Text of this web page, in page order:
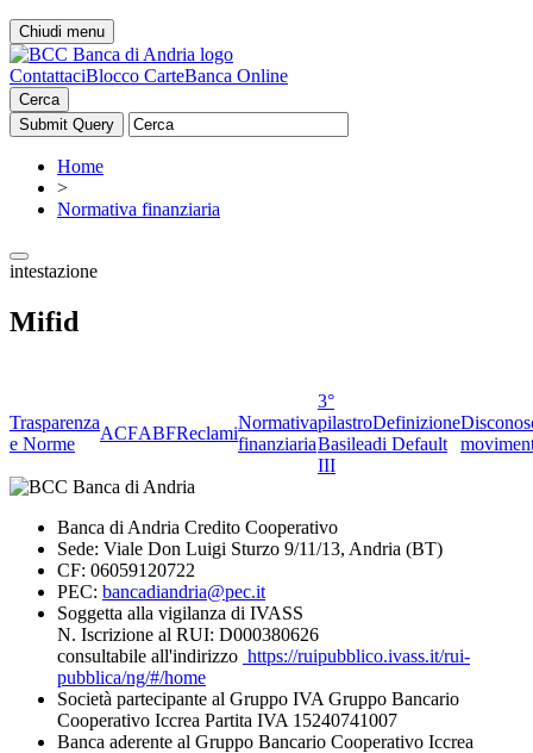
Chiudi menu
ContattaciBlocco CarteBanca Online
Cerca
Home
>
Normativa finanziaria
intestazione
Mifid
Trasparenza
e Norme
ACFABFReclami
Normativa
finanziaria
3°
pilastro
Basilea
III
Definizione
di Default
Banca di Andria Credito Cooperativo
Sede: Viale Don Luigi Sturzo 9/11/13, Andria (BT)
CF: 06059120722
PEC: bancadiandria@pec.it
Soggetta alla vigilanza di IVASS
N. Iscrizione al RUI: D000380626
consultabile all'indirizzo https://ruipubblico.ivass.it/rui-
pubblica/ng/#/home
Società partecipante al Gruppo IVA Gruppo Bancario
Cooperativo Iccrea Partita IVA 15240741007
Banca aderente al Gruppo Bancario Cooperativo Iccrea